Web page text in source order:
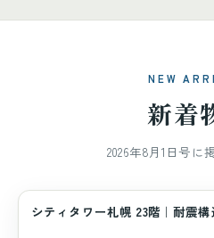
NEW
新着
2026年8月1日号に
マンション
シティタワー札幌 23階｜耐震構